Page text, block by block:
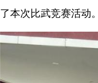
了本次比武竞赛活动。